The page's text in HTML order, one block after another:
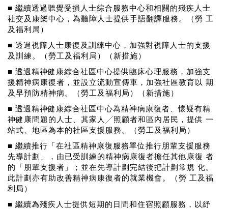
■ 繼續透過聽覺受損人士綜合服務中心和相關的殘疾人士
社交及康樂中心，為聽障人士提供手語翻譯服務。（勞 工
及福利局）
■ 透過視障人士康復及訓練中心，加強對視障人士的支援
及訓練。（勞工及福利局）（新措施）
■ 透過精神健康綜合社區中心提供臨床心理服務，加強支
援精神病康復者，並設立流動宣傳車，加強社區教育以 期
及早預防精神病。（勞工及福利局）（新措施）
■ 透過精神健康綜合社區中心為精神病康復者、懷疑有精
神健康問題的人士、其家人╱照顧者和區內居民，提供 一
站式、地區為本的社區支援服務。（勞工及福利局）
■ 繼續推行「在社區精神康復服務單位推行朋輩支援服務
先導計劃」，由已受訓練的精神病康復者擔任其他康復 者
的「朋輩支援者」；並在先導計劃完結後把計劃常規 化。
此計劃亦有助改善精神病康復者的就業機會。（勞 工及福
利局）
■ 繼續為殘疾人士提供短期的日間和住宿照顧服務，以紓